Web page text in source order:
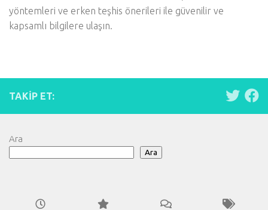
yöntemleri ve erken teşhis önerileri ile güvenilir ve
kapsamlı bilgilere ulaşın.
TAKIP ET:
Ara
Ara